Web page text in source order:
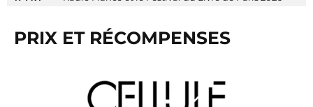
PRIX ET RÉCOMPENSES